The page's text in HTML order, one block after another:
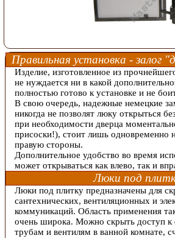
Правильная установка - залог
Изделие, изготовленное из
не нуждается ни в какой
полностью готово к установке и не
В свою очередь, надежные немецкие
никогда не позволят люку открыться
при необходимости дверца
присоски!), стоит лишь одновременно
правую стороны.
Дополнительное удобство во время
может открываться как влево, так и
Люки под
Люки под плитку предназначены для
сантехнических, вентиляционных и
коммуникаций. Область применения
очень широка. Можно скрыть доступ к
трубам и вентилям в ванной комнате,